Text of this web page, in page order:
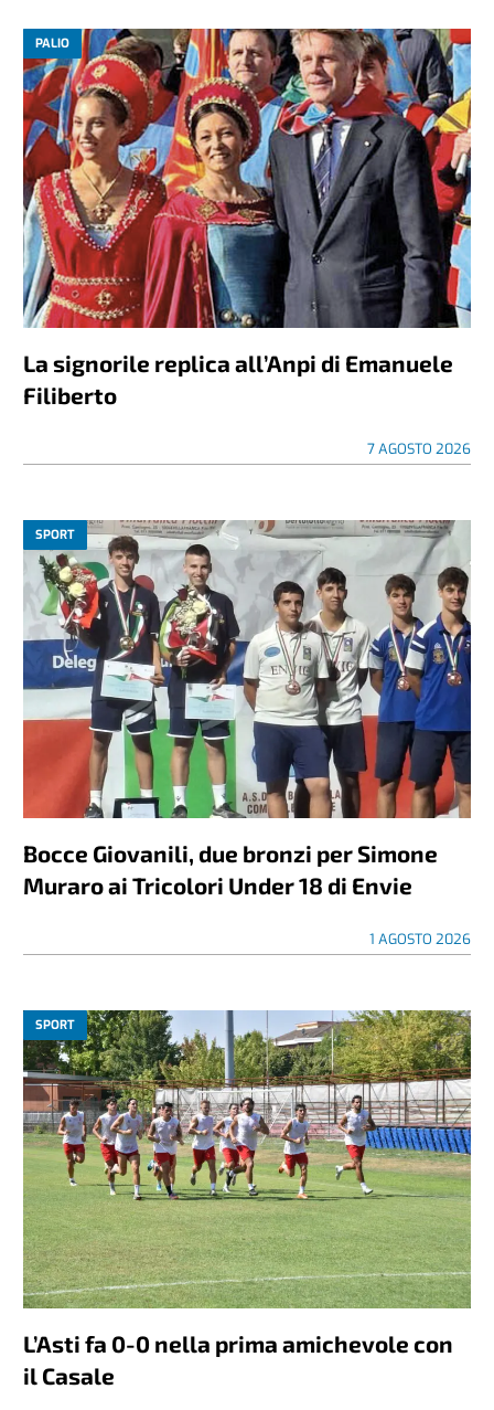
PALIO
La signorile replica all’Anpi di Emanuele
Filiberto
7 AGOSTO 2026
SPORT
Bocce Giovanili, due bronzi per Simone
Muraro ai Tricolori Under 18 di Envie
1 AGOSTO 2026
SPORT
L’Asti fa 0-0 nella prima amichevole con
il Casale